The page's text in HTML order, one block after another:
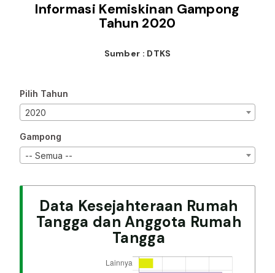
Informasi Kemiskinan Gampong
Tahun 2020
Sumber : DTKS
Pilih Tahun
2020
Gampong
-- Semua --
Data Kesejahteraan Rumah
Tangga dan Anggota Rumah
Tangga